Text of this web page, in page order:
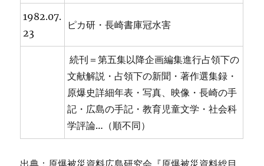
1982.07.
23
ピカ研・長崎書庫冠水害
続刊＝第五集以降企画編集進行占領下の
文献解説・占領下の新聞・著作選集録・
原爆史詳細年表・写真、映像・長崎の手
記・広島の手記・教育児童文学・社会科
学評論…（順不同）